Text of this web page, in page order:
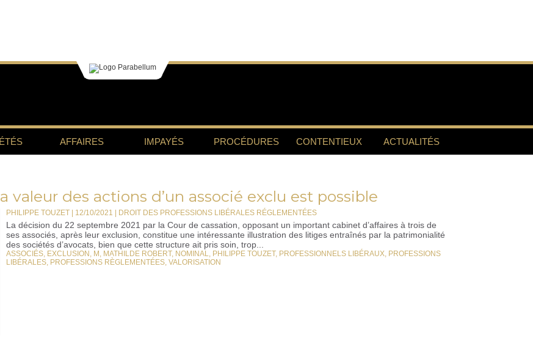
AFFAIRES IMPAYÉS PROCÉDURES CONTENTIEUX ACTUALITÉS
valeur des actions d’un associé exclu est possible
PHILIPPE TOUZET | 12/10/2021 DROIT DES PROFESSIONS LIBÉRALES RÉGLEMENTÉES
La décision du 22 septembre 2021 par la Cour de cassation, opposant un important cabinet d’affaires à trois de
ses associés, après leur exclusion, constitue une intéressante illustration des litiges entraînés par la patrimonialité
des sociétés d’avocats, bien que cette structure ait pris soin, trop...
ASSOCIÉS, EXCLUSION , M , MATHILDE ROBERT, NOMINAL, PHILIPPE TOUZET, PROFESSIONNELS LIBÉRAUX, PROFESSIONS
LIBÉRALES, PROFESSIONS RÈGLEMENTÉES, VALORISATION